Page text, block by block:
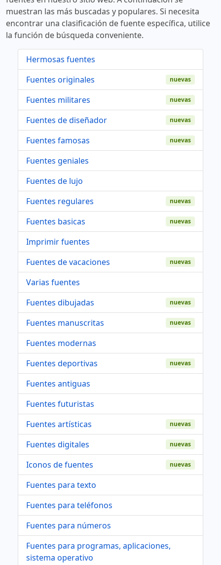
muestran las más buscadas y populares. Si necesita
encontrar una clasificación de fuente específica, utilice
la función de búsqueda conveniente.
Hermosas fuentes
Fuentes originales
nuevas
Fuentes militares nuevas
Fuentes de diseñador nuevas
Fuentes famosas nuevas
Fuentes geniales
Fuentes de lujo
Fuentes regulares
nuevas
Fuentes basicas nuevas
Imprimir fuentes
Fuentes de vacaciones
nuevas
Varias fuentes
Fuentes dibujadas
nuevas
Fuentes manuscritas nuevas
Fuentes modernas
Fuentes deportivas
nuevas
Fuentes antiguas
Fuentes futuristas
Fuentes artísticas
nuevas
Fuentes digitales nuevas
Iconos de fuentes nuevas
Fuentes para texto
Fuentes para teléfonos
Fuentes para números
Fuentes para programas, aplicaciones,
sistema operativo